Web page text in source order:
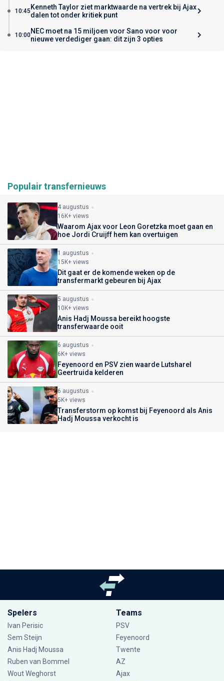
10:45 Kenneth Taylor ziet marktwaarde na vertrek bij Ajax
dalen tot onder kritiek punt
10:00NEC moet na 15 miljoen voor Sano voor voor
nieuwe verdediger gaan: dit zijn 3 opties
Populair transfernieuws
4 augustus
16K+ views
Waarom Ajax voor Leon Goretzka moet gaan en
hoe Jordi Cruijff hem kan overtuigen
1 augustus
15K+ views
Dit gaat er de komende weken op de
transfermarkt gebeuren bij Ajax
5 augustus
10K+ views
Anis Hadj Moussa bereikt hoogste
transferwaarde ooit
6 augustus
6K+ views
Feyenoord en PSV zien waarde Lutsharel
Geertruida kelderen
6 augustus
5K+ views
Transferstorm op komst bij Feyenoord als Anis
Hadj Moussa verkocht is
Spelers
Ivan Perisic
Sem Steijn
Anis Hadj Moussa
Ruben van Bommel
Wout Weghorst
Teams
PSV
Feyenoord
Twente
AZ
Ajax